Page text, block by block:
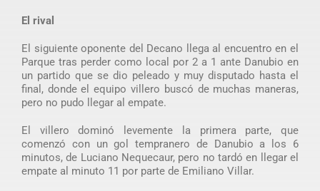
El rival
El siguiente oponente del Decano llega al encuentro en el
Parque tras perder como local por 2 a 1 ante Danubio en
un partido que se dio peleado y muy disputado hasta el
final, donde el equipo villero buscó de muchas maneras,
pero no pudo llegar al empate.
El villero dominó levemente la primera parte, que
comenzó con un gol tempranero de Danubio a los 6
minutos, de Luciano Nequecaur, pero no tardó en llegar el
empate al minuto 11 por parte de Emiliano Villar.